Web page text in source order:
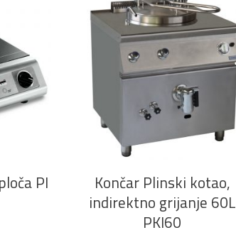
PI
Končar Plinski kotao,
indirektno grijanje 60L
PKI60